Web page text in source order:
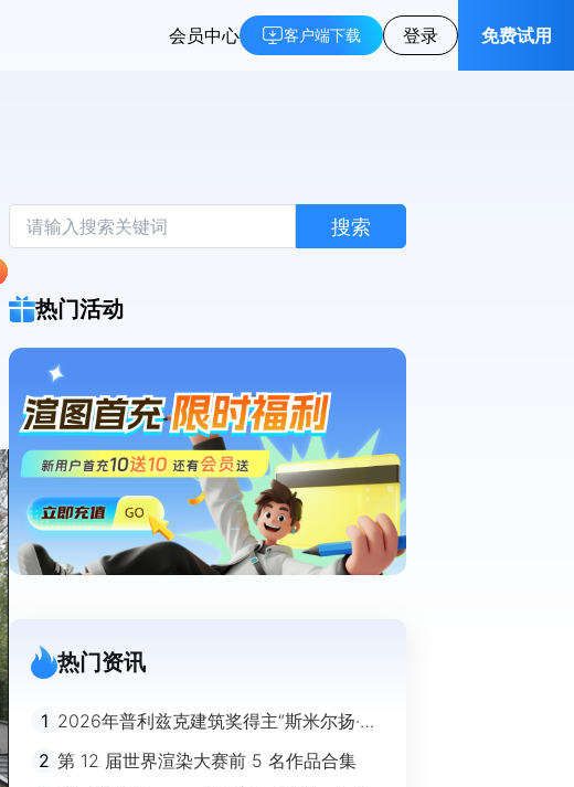
会员中心 客户端下载 登录 免费试用
搜索
热门活动
热门资讯
1 2026年普利兹克建筑奖得主“斯米尔扬·拉
迪奇”经典作品欣赏
2 第 12 届世界渲染大赛前 5 名作品合集